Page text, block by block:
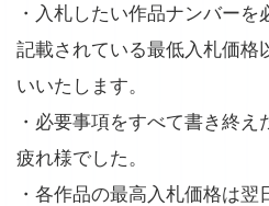
・入札したい作品ナンバー
記載されている最低入札価格
いいたします。
・必要事項をすべて書き終
疲れ様でした。
・各作品の最高入札価格は